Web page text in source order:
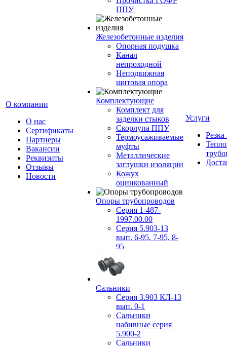
О компании
О нас
Сертификаты
Партнеры
Вакансии
Реквизиты
Отзывы
Новости
ППУ
Железобетонные изделия
Опорная подушка
Канал
непроходной
Неподвижная
щитовая опора
Комплектующие
Комплект для
заделки стыков
Скорлупа ППУ
Термоусаживаемые
муфты
Металлические
заглушки изоляции
Кожух
оцинкованный
Опоры трубопроводов
Серия 1-487-
1997.00.00
Серия 5.903-13
вып. 6-95, 7-95, 8-
95
Сальники
Серия 3.903 КЛ-13
вып. 0-1
Сальники
набивные серия
5.900-2
Сальники
Услуги
Резка